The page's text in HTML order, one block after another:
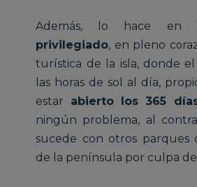
Además, lo hace en
privilegiado, en pleno
turística de la isla, donde
las horas de sol al día,
estar abierto los 365
ningún problema, al
sucede con otros parques
de la península por culpa